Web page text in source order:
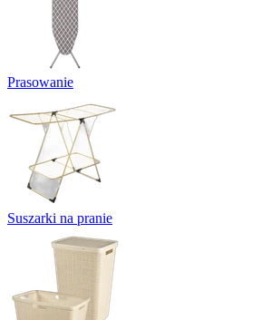
Prasowanie
Suszarki na pranie